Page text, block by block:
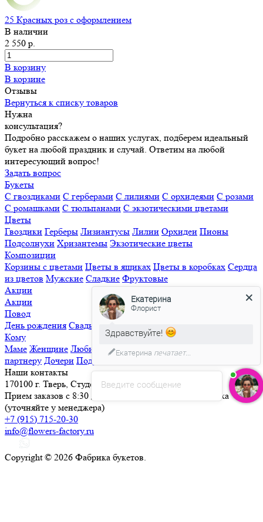
25 Красных роз с оформлением
В наличии
2 550 р.
В корзину
В корзине
Отзывы
Вернуться к списку товаров
Нужна
консультация?
Подробно расскажем о наших услугах, подберем идеальный
букет на любой праздник и случай. Ответим на любой
интересующий вопрос!
Задать вопрос
Букеты
С гвоздиками С герберами С лилиями С орхидеями С розами
С ромашками С тюльпанами С экзотическими цветами
Цветы
Гвоздики Герберы Лизиантусы Лилии Орхидеи Пионы
Подсолнухи Хризантемы Экзотические цветы
Композиции
Корзины с цветами Цветы в ящиках Цветы в коробках Сердца
из цветов Мужские Сладкие Фруктовые
Акции
Акции
Повод
День рождения Свадьба Извинения
Кому
Маме Женщине Любимой Семье Мужчине Ребенку
партнеру Дочери Подруге
Наши контакты
170100 г. Тверь, Студенческий переулок, д. 25
Прием заказов с 8:30 до 21:30, круглосуточная доставка
(уточняйте у менеджера)
+7 (915) 715-20-30
info@flowers-factory.ru
Copyright © 2026 Фабрика букетов.
Введите сообщение
Екатерина
Флорист
Здравствуйте!
Екатерина печатает...